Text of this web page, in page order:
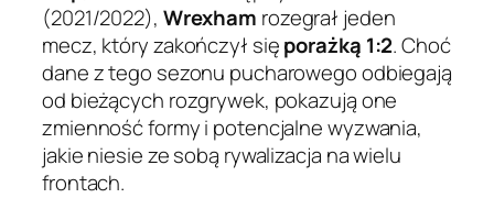
(2021/2022), Wrexham rozegrał jeden
mecz, który zakończył sięporażką 1:2. Choć
dane z tego sezonu pucharowego odbiegają
od bieżących rozgrywek, pokazują one
zmienność formy i potencjalne wyzwania,
jakie niesie ze sobą rywalizacja na wielu
frontach.